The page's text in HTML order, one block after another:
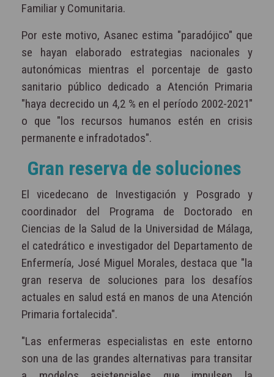
Familiar y Comunitaria.
Por este motivo, Asanec estima "paradójico" que
se hayan elaborado estrategias nacionales y
autonómicas mientras el porcentaje de gasto
sanitario público dedicado a Atención Primaria
"haya decrecido un 4,2 % en el período 2002-2021"
o que "los recursos humanos estén en crisis
permanente e infradotados".
Gran reserva de soluciones
El vicedecano de Investigación y Posgrado y
coordinador del Programa de Doctorado en
Ciencias de la Salud de la Universidad de Málaga,
el catedrático e investigador del Departamento de
Enfermería, José Miguel Morales, destaca que "la
gran reserva de soluciones para los desafíos
actuales en salud está en manos de una Atención
Primaria fortalecida".
"Las enfermeras especialistas en este entorno
son una de las grandes alternativas para transitar